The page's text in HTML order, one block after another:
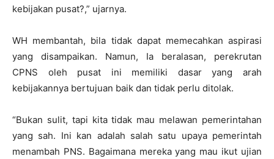
kebijakan pusat?,” ujarnya.
WH membantah, bila tidak dapat memecahkan aspirasi
yang disampaikan. Namun, Ia beralasan, perekrutan
CPNS oleh pusat ini memiliki dasar yang arah
kebijakannya bertujuan baik dan tidak perlu ditolak.
“Bukan sulit, tapi kita tidak mau melawan pemerintahan
yang sah. Ini kan adalah salah satu upaya pemerintah
menambah PNS. Bagaimana mereka yang mau ikut ujian